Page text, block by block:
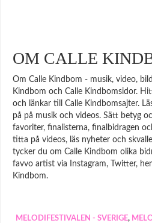
OM CALLE
Om Calle Kindbom - musik, video,
Kindbom och Calle Kindbomsidor.
och länkar till Calle Kindbomsajter.
på på musik och videos. Sätt betyg
favoriter, finalisterna, finalbidragen
titta på videos, läs nyheter och
tycker du om Calle Kindbom olika
favvo artist via Instagram, Twitter,
Kindbom.
MELODIFESTIVALEN - SVERIGE,